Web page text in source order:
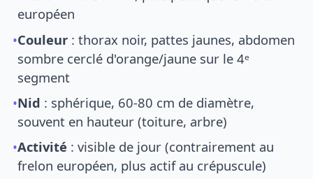
européen
•Couleur : thorax noir, pattes jaunes, abdomen
sombre cerclé d'orange/jaune sur le 4ᵉ
segment
•Nid : sphérique, 60-80 cm de diamètre,
souvent en hauteur (toiture, arbre)
•Activité : visible de jour (contrairement au
frelon européen, plus actif au crépuscule)